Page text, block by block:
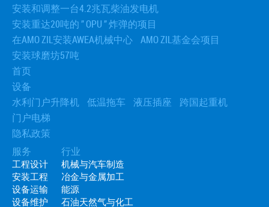
安装和调整一台4.2兆瓦柴油发电机
安装重达20吨的 ” OPU ” 炸弹的项目
在AMO ZIL安装AWEA机械中心 AMO ZIL基金会项目
安装球磨坊57吨
首页
设备
水利门户升降机
门户电梯
低温拖车 液压插座 跨国起重机
隐私政策
服务
工程设计
安装工程
设备运输
设备维护
行业
机械与汽车制造
冶金与金属加工
能源
石油天然气与化工